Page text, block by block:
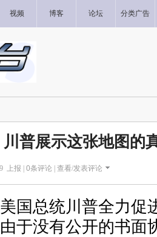
视频 博客 论坛 分类广告
川普展示这张地图的
上报 | 0条评论 | 查看/发表评论
国总统川普全力促
于没有公开的书面